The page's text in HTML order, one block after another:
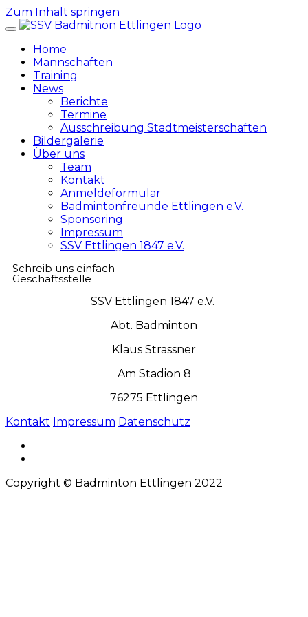
Zum Inhalt springen
Home
Mannschaften
Training
News
Berichte
Termine
Ausschreibung Stadtmeisterschaften
Bildergalerie
Über uns
Team
Kontakt
Anmeldeformular
Badmintonfreunde Ettlingen e.V.
Sponsoring
Impressum
SSV Ettlingen 1847 e.V.
Schreib uns einfach​
Geschäftsstelle
SSV Ettlingen 1847 e.V.
Abt. Badminton
Klaus Strassner
Am Stadion 8
76275 Ettlingen
Kontakt Impressum Datenschutz
Copyright © Badminton Ettlingen 2022